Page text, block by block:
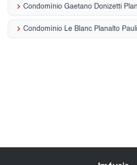
keyboard_arrow_right Condomínio Gaetano Donizetti
keyboard_arrow_right Condomínio Le Blanc Planalto